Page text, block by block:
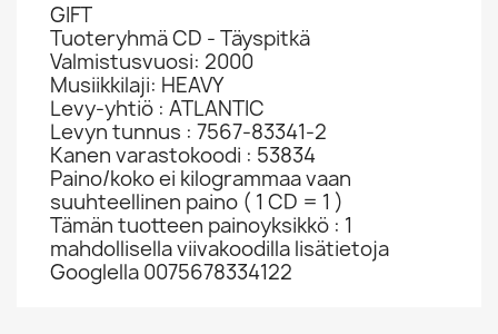
GIFT
Tuoteryhmä CD - Täyspitkä
Valmistusvuosi: 2000
Musiikkilaji: HEAVY
Levy-yhtiö : ATLANTIC
Levyn tunnus : 7567-83341-2
Kanen varastokoodi : 53834
Paino/koko ei kilogrammaa vaan
suuhteellinen paino ( 1 CD = 1 )
Tämän tuotteen painoyksikkö : 1
mahdollisella viivakoodilla lisätietoja
Googlella 0075678334122